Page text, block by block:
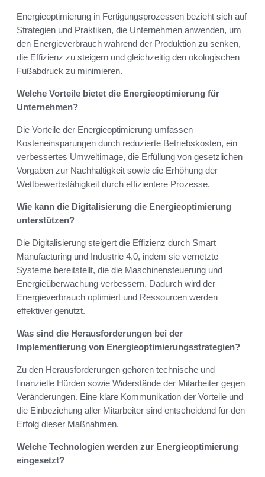
Energieoptimierung in Fertigungsprozessen bezieht sich auf
Strategien und Praktiken, die Unternehmen anwenden, um
den Energieverbrauch während der Produktion zu senken,
die Effizienz zu steigern und gleichzeitig den ökologischen
Fußabdruck zu minimieren.
Welche Vorteile bietet die Energieoptimierung für
Unternehmen?
Die Vorteile der Energieoptimierung umfassen
Kosteneinsparungen durch reduzierte Betriebskosten, ein
verbessertes Umweltimage, die Erfüllung von gesetzlichen
Vorgaben zur Nachhaltigkeit sowie die Erhöhung der
Wettbewerbsfähigkeit durch effizientere Prozesse.
Wie kann die Digitalisierung die Energieoptimierung
unterstützen?
Die Digitalisierung steigert die Effizienz durch Smart
Manufacturing und Industrie 4.0, indem sie vernetzte
Systeme bereitstellt, die die Maschinensteuerung und
Energieüberwachung verbessern. Dadurch wird der
Energieverbrauch optimiert und Ressourcen werden
effektiver genutzt.
Was sind die Herausforderungen bei der
Implementierung von Energieoptimierungsstrategien?
Zu den Herausforderungen gehören technische und
finanzielle Hürden sowie Widerstände der Mitarbeiter gegen
Veränderungen. Eine klare Kommunikation der Vorteile und
die Einbeziehung aller Mitarbeiter sind entscheidend für den
Erfolg dieser Maßnahmen.
Welche Technologien werden zur Energieoptimierung
eingesetzt?